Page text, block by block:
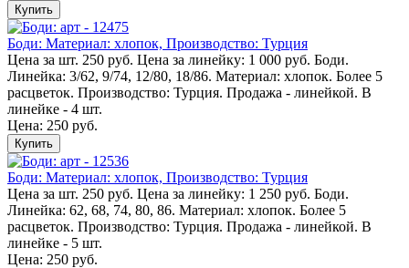
Купить
Боди: Материал: хлопок, Производство: Турция
Цена за шт. 250 руб. Цена за линейку: 1 000 руб. Боди.
Линейка: 3/62, 9/74, 12/80, 18/86. Материал: хлопок. Более 5
расцветок. Производство: Турция. Продажа - линейкой. В
линейке - 4 шт.
Цена: 250 руб.
Купить
Боди: Материал: хлопок, Производство: Турция
Цена за шт. 250 руб. Цена за линейку: 1 250 руб. Боди.
Линейка: 62, 68, 74, 80, 86. Материал: хлопок. Более 5
расцветок. Производство: Турция. Продажа - линейкой. В
линейке - 5 шт.
Цена: 250 руб.